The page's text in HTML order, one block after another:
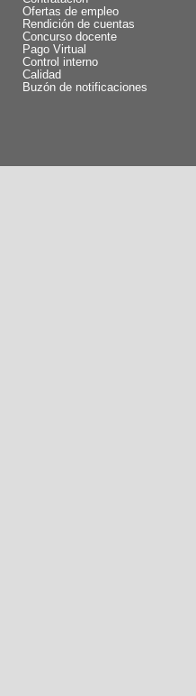
Ofertas de empleo
Rendición de cuentas
Concurso docente
Pago Virtual
Control interno
Calidad
Buzón de notificaciones